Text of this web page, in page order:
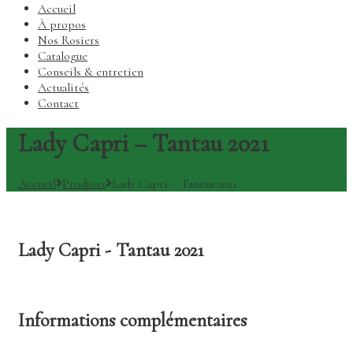
Accueil
À propos
Nos Rosiers
Catalogue
Conseils & entretien
Actualités
Contact
Lady Capri – Tantau 2021
Accueil Produits Lady Capri – Tantau 2021
Lady Capri - Tantau 2021
Informations complémentaires